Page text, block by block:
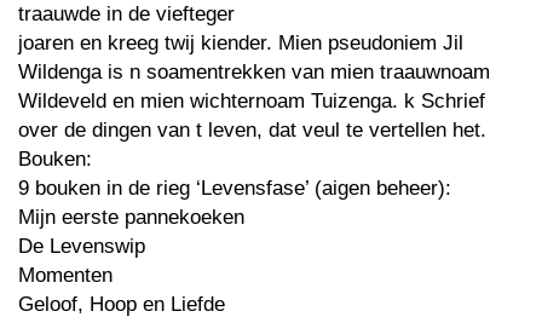
traauwde in de viefteger
joaren en kreeg twij kiender. Mien pseudoniem Jil
Wildenga is n soamentrekken van mien traauwnoam
Wildeveld en mien wichternoam Tuizenga. k Schrief
over de dingen van t leven, dat veul te vertellen het.
Bouken:
9 bouken in de rieg ‘Levensfase’ (aigen beheer):
Mijn eerste pannekoeken
De Levenswip
Momenten
Geloof, Hoop en Liefde